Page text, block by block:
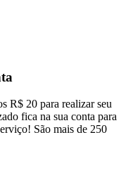
R$ 20 para realizar seu
fica na sua conta para
São mais de 250